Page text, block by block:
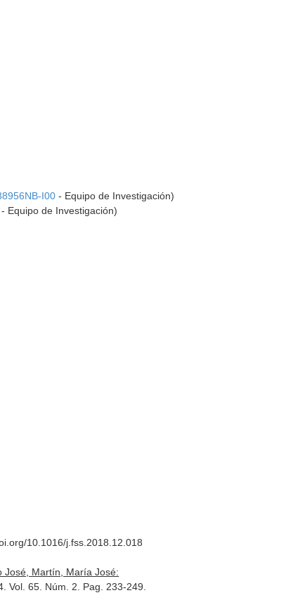
I00 - Equipo de Investigación)
- Equipo de Investigación)
10.1016/j.fss.2018.12.018
José, Martín, María José:
Vol. 65. Núm. 2. Pag. 233-249.